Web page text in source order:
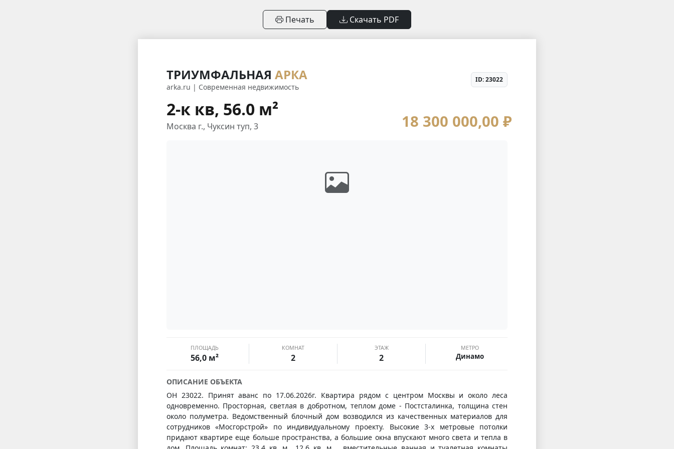
Печать Скачать PDF
ТРИУМФАЛЬНАЯ АРКА
arka.ru | Современная недвижимость
ID: 23022
2-к кв, 56.0 м²
Москва г., Чуксин туп, 3 18 300 000,00 ₽
ПЛОЩАДЬ
56,0 м²
КОМНАТ
2
ЭТАЖ
2
МЕТРО
Динамо
ОПИСАНИЕ ОБЪЕКТА
ОН 23022. Принят аванс по 17.06.2026г. Квартира рядом с центром Москвы и около леса
одновременно. Просторная, светлая в добротном, теплом доме - Постсталинка, толщина стен
около полуметра. Ведомственный блочный дом возводился из качественных материалов для
сотрудников «Мосгорстрой» по индивидуальному проекту. Высокие 3-х метровые потолки
придают квартире еще больше пространства, а большие окна впускают много света и тепла в